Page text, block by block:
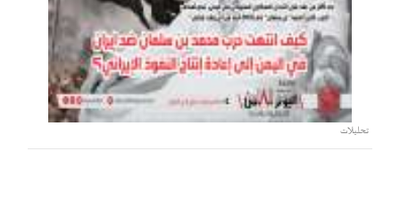
تحليلات